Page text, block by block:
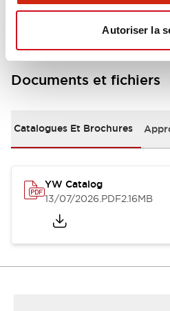
Autoriser la
Documents et fichiers
Catalogues Et Brochures
YW Catalog
13/07/2026.PDF2.16MB